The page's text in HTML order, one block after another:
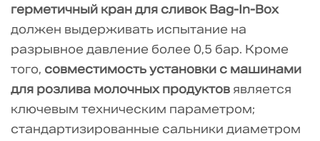
герметичный кран для сливок Bag-In-Box
должен выдерживать испытание на
разрывное давление более 0,5 бар. Кроме
того, совместимость установки с машинами
для розлива молочных продуктов является
ключевым техническим параметром;
стандартизированные сальники диаметром